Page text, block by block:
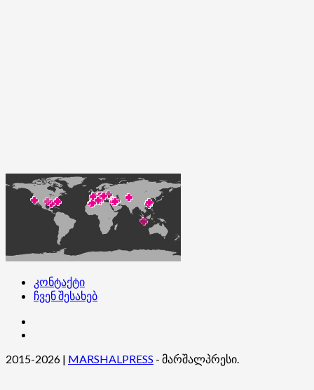
კონტაქტი
ჩვენ შესახებ
2015-2026 | MARSHALPRESS - მარშალპრესი.